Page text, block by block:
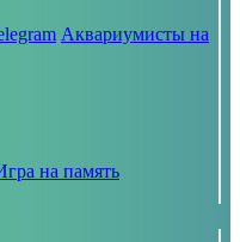
Аквариумисты на
на память